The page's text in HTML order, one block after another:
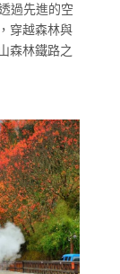
過先進的空
穿越森林與
森林鐵路之